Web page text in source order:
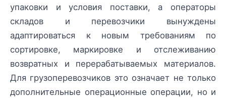
упаковки и условия поставки, а операторы
складов и перевозчики вынуждены
адаптироваться к новым требованиям по
сортировке, маркировке и отслеживанию
возвратных и перерабатываемых материалов.
Для грузоперевозчиков это означает не только
дополнительные операционные операции, но и